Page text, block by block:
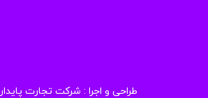
طراحی و اجرا :شرکت تجارت پایدار